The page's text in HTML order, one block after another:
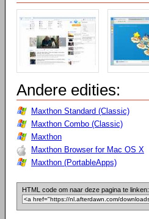
Andere edities:
Maxthon Standard (Classic)
Maxthon Combo (Classic)
Maxthon
Maxthon Browser for Mac OS X
Maxthon (PortableApps)
HTML code om naar deze pagina te linken: